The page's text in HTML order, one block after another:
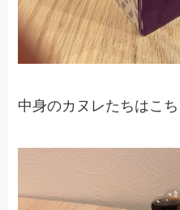
中身のカヌレたちはこち